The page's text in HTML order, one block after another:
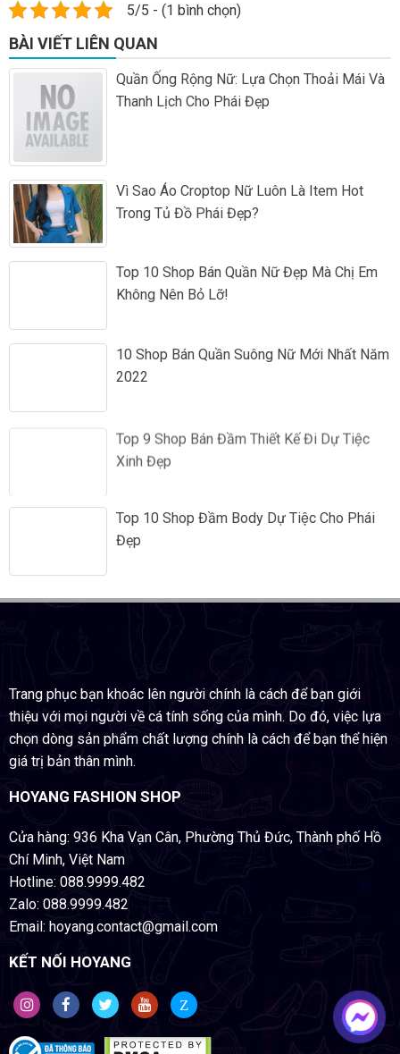
5/5 - (1 bình chọn)
BÀI VIẾT LIÊN QUAN
Quần Ống Rộng Nữ: Lựa Chọn Thoải Mái Và
Thanh Lịch Cho Phái Đẹp
Vì Sao Áo Croptop Nữ Luôn Là Item Hot
Trong Tủ Đồ Phái Đẹp?
Top 10 Shop Bán Quần Nữ Đẹp Mà Chị Em
Không Nên Bỏ Lỡ!
10 Shop Bán Quần Suông Nữ Mới Nhất Năm
2022
Top 9 Shop Bán Đầm Thiết Kế Đi Dự Tiệc
Xinh Đẹp
Top 10 Shop Đầm Body Dự Tiệc Cho Phái
Đẹp
Trang phục bạn khoác lên người chính là cách để bạn giới
thiệu với mọi người về cá tính sống của mình. Do đó, việc lựa
chọn dòng sản phẩm chất lượng chính là cách để bạn thể hiện
giá trị bản thân mình.
HOYANG FASHION SHOP
Cửa hàng: 936 Kha Vạn Cân, Phường Thủ Đức, Thành phố Hồ
Chí Minh, Việt Nam
Hotline: 088.9999.482
Zalo: 088.9999.482
Email: hoyang.contact@gmail.com
KẾT NỐI HOYANG
Z